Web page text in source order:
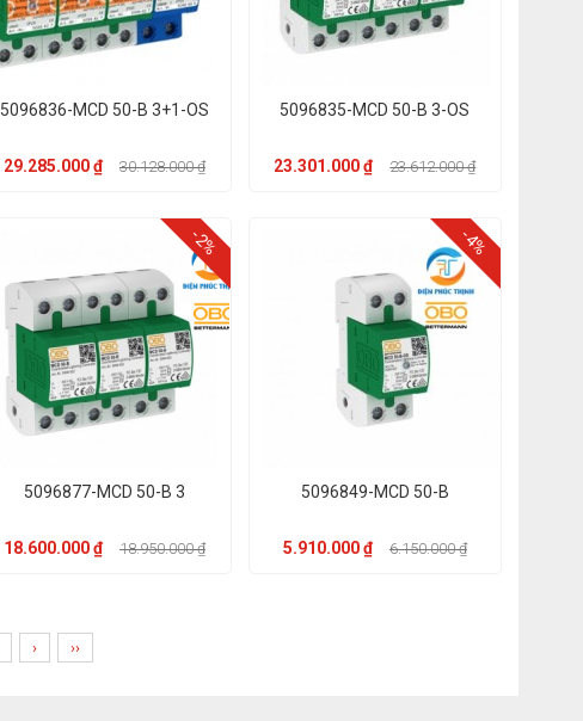
5096836-MCD 50-B 3+1-OS
29.285.000 ₫ 30.128.000 ₫
5096835-MCD 50-B 3-OS
23.301.000 ₫ 23.612.000 ₫
-2%
5096877-MCD 50-B 3
18.600.000 ₫ 18.950.000 ₫
-4%
5096849-MCD 50-B
5.910.000 ₫ 6.150.000 ₫
› ››